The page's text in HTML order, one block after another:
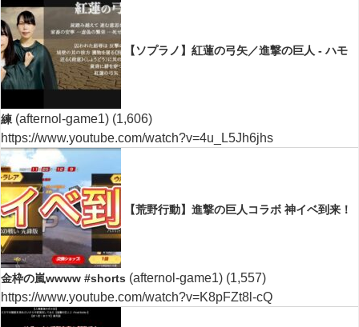
【ソプラノ】紅蓮の弓矢／進撃の巨人 - ハモ
練 (afternol-game1) (1,606)
https://www.youtube.com/watch?v=4u_L5Jh6jhs
【荒野行動】進撃の巨人コラボ 神イベ到来！
金枠の嵐wwww #shorts (afternol-game1) (1,557)
https://www.youtube.com/watch?v=K8pFZt8l-cQ